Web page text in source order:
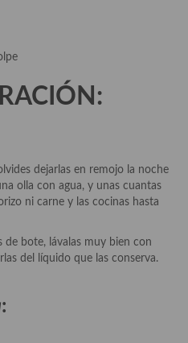
cremas frías
quiches y demás
dejarlas en remojo la noche
olla con agua, y unas cuantas
ni carne y las cocinas hasta
de bote, lávalas muy bien con
del líquido que las conserva.
: